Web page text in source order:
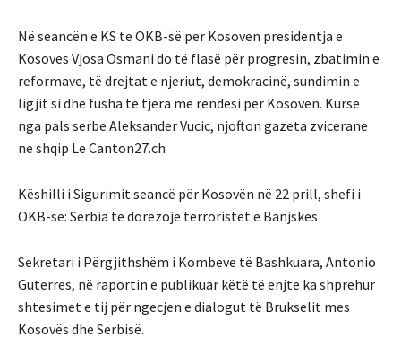
Në seancën e KS te OKB-së per Kosoven presidentja e
Kosoves Vjosa Osmani do të flasë për progresin, zbatimin e
reformave, të drejtat e njeriut, demokracinë, sundimin e
ligjit si dhe fusha të tjera me rëndësi për Kosovën. Kurse
nga pals serbe Aleksander Vucic, njofton gazeta zvicerane
ne shqip Le Canton27.ch
Këshilli i Sigurimit seancë për Kosovën në 22 prill, shefi i
OKB-së: Serbia të dorëzojë terroristët e Banjskës
Sekretari i Përgjithshëm i Kombeve të Bashkuara, Antonio
Guterres, në raportin e publikuar këtë të enjte ka shprehur
shtesimet e tij për ngecjen e dialogut të Brukselit mes
Kosovës dhe Serbisë.